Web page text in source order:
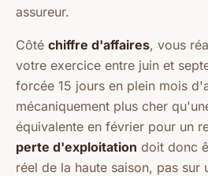
assureur.
Côté chiffre d'affaires, vous
votre exercice entre juin et
forcée 15 jours en plein mois
mécaniquement plus cher
équivalente en février pour un
perte d'exploitation doit donc
réel de la haute saison, pas sur